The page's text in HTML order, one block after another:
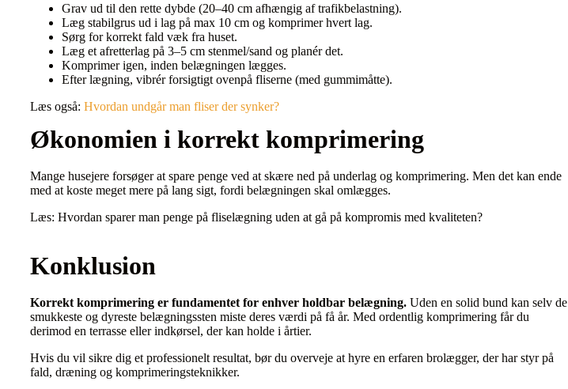
Grav ud til den rette dybde (20–40 cm afhængig af trafikbelastning).
Læg stabilgrus ud i lag på max 10 cm og komprimer hvert lag.
Sørg for korrekt fald væk fra huset.
Læg et afretterlag på 3–5 cm stenmel/sand og planér det.
Komprimer igen, inden belægningen lægges.
Efter lægning, vibrér forsigtigt ovenpå fliserne (med gummimåtte).
Læs også: Hvordan undgår man fliser der synker?
Økonomien i korrekt komprimering
Mange husejere forsøger at spare penge ved at skære ned på underlag og komprimering. Men det kan ende
med at koste meget mere på lang sigt, fordi belægningen skal omlægges.
Læs: Hvordan sparer man penge på fliselægning uden at gå på kompromis med kvaliteten?
Konklusion
Korrekt komprimering er fundamentet for enhver holdbar belægning. Uden en solid bund kan selv de
smukkeste og dyreste belægningssten miste deres værdi på få år. Med ordentlig komprimering får du
derimod en terrasse eller indkørsel, der kan holde i årtier.
Hvis du vil sikre dig et professionelt resultat, bør du overveje at hyre en erfaren brolægger, der har styr på
fald, dræning og komprimeringsteknikker.